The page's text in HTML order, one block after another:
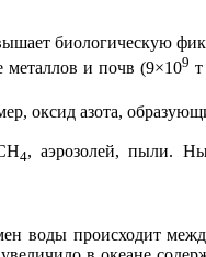
биологическую
металлов и почв (9×109
оксид азота,
4, аэрозолей, пыли.
происходит